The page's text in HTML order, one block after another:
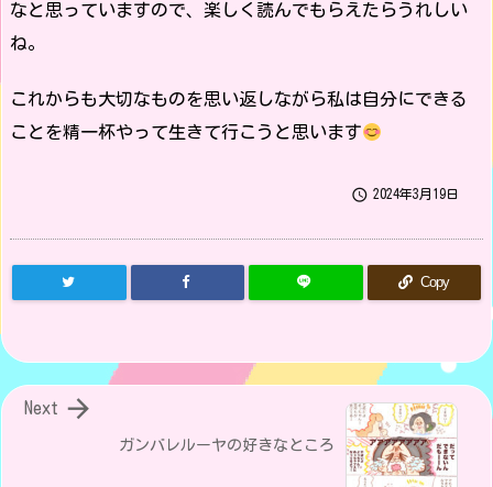
なと思っていますので、楽しく読んでもらえたらうれしい
ね。
これからも大切なものを思い返しながら私は自分にできる
ことを精一杯やって生きて行こうと思います
 2024年3月19日
Copy
ガンバレルーヤの好きなところ

Next